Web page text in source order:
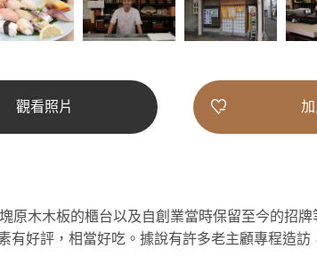
觀看照片
原木木板的櫃台以及自創業當時保留至今的招
有好評，相當好吃。據說有許多老主顧專程造訪